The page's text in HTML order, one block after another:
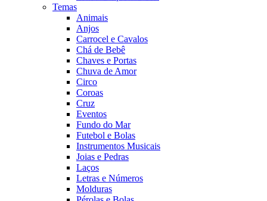
Temas
Animais
Anjos
Carrocel e Cavalos
Chá de Bebê
Chaves e Portas
Chuva de Amor
Circo
Coroas
Cruz
Eventos
Fundo do Mar
Futebol e Bolas
Instrumentos Musicais
Joias e Pedras
Laços
Letras e Números
Molduras